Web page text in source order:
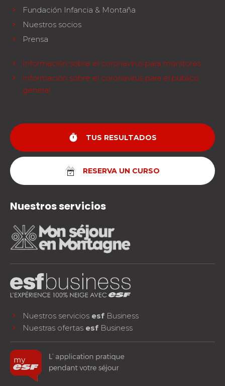
Fundación Infancia & Montaña
Nuestros socios
Prensa
Información sobre el coronavirus para monitores
Información sobre el coronavirus para el público
general
timer TUS RESULTADOS
RESERVA UN CURSO
Nuestros servicios
Nuestros servicios esf Business
Nuestras ofertas esf Business